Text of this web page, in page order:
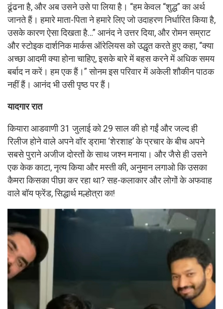
ढूंढना है, और अब उसने उसे पा लिया है। “हम केवल “शुद्ध” का अर्थ
जानते हैं। हमारे माता-पिता ने हमारे लिए जो उदाहरण निर्धारित किया है,
उसके कारण ऐसा दिखता है…” आनंद ने उत्तर दिया, और रोमन सम्राट
और स्टोइक दार्शनिक मार्कस ऑरेलियस को उद्धृत करते हुए कहा, “क्या
अच्छा आदमी क्या होना चाहिए, इसके बारे में बहस करने में अधिक समय
बर्बाद न करें। हम एक हैं।” सोनम इस परिवार में अकेली शौकीन पाठक
नहीं हैं। आनंद भी उसी पृष्ठ पर हैं।
यादगार रात
कियारा आडवाणी 31 जुलाई को 29 साल की हो गईं और जल्द ही
रिलीज होने वाले अपने वॉर ड्रामा ‘शेरशाह’ के प्रचार के बीच अपने
सबसे पुराने अजीज दोस्तों के साथ जश्न मनाया। और जैसे ही उसने
एक केक काटा, नृत्य किया और मस्ती की, अनुमान लगाओ कि उसका
कैमरा किसका पीछा कर रहा था? सह-कलाकार और लोगों के अफवाह
वाले बॉय फ्रेंड, सिद्धार्थ मल्होत्रा का!